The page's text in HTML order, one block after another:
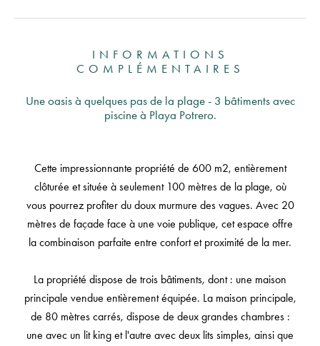
INFORMATIONS
COMPLÉMENTAIRES
Une oasis à quelques pas de la plage - 3 bâtiments avec
piscine à Playa Potrero.
Cette impressionnante propriété de 600 m2, entièrement
clôturée et située à seulement 100 mètres de la plage, où
vous pourrez profiter du doux murmure des vagues. Avec 20
mètres de façade face à une voie publique, cet espace offre
la combinaison parfaite entre confort et proximité de la mer.
La propriété dispose de trois bâtiments, dont : une maison
principale vendue entièrement équipée. La maison principale,
de 80 mètres carrés, dispose de deux grandes chambres :
une avec un lit king et l'autre avec deux lits simples, ainsi que